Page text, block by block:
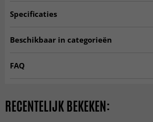
Specificaties
Beschikbaar in categorieën
Paarse vloerkleden
FAQ
uitnodigend aan onder de voeten.
RECENTELIJK BEKEKEN: